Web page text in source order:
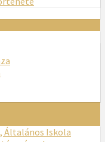
Általános Iskola